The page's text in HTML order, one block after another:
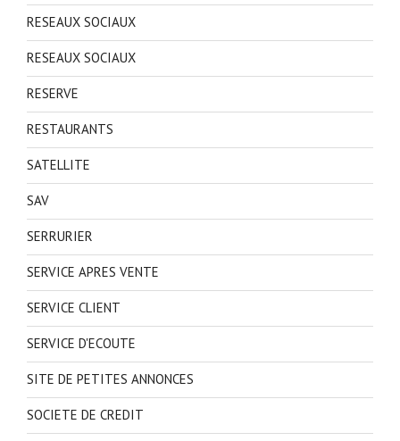
RESEAUX SOCIAUX
RESEAUX SOCIAUX
RESERVE
RESTAURANTS
SATELLITE
SAV
SERRURIER
SERVICE APRES VENTE
SERVICE CLIENT
SERVICE D'ECOUTE
SITE DE PETITES ANNONCES
SOCIETE DE CREDIT